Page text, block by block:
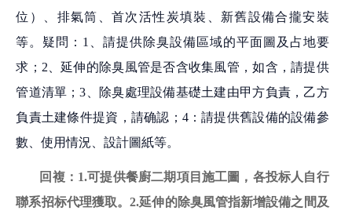
位）、排氣筒、首次活性炭填裝、新舊設備合攏安裝
等。疑問：1、請提供除臭設備區域的平面圖及占地要
求；2、延伸的除臭風管是否含收集風管，如含，請提供
管道清單；3、除臭處理設備基礎土建由甲方負責，乙方
負責土建條件提資，請确認；4：請提供舊設備的設備參
數、使用情況、設計圖紙等。
回複： 1.可提供餐廚二期項目施工圖 ，各投标人自行
聯系招标代理獲取。2.延伸的除臭風管指新增設備之間及